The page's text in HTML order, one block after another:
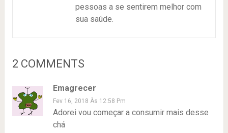
pessoas a se sentirem melhor com
sua saúde.
2 COMMENTS
Emagrecer
Fev 16, 2018 Às 12:58 Pm
Adorei vou começar a consumir mais desse
chá